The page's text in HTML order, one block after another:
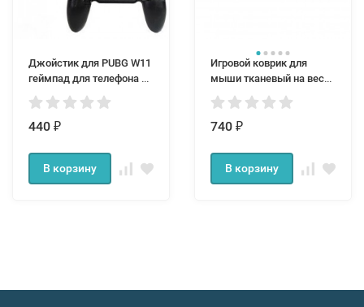
Джойстик для PUBG W11
геймпад для телефона и
смартфона
440 ₽
В корзину
Игровой коврик для
мыши тканевый на весь
стол Карта мира 80x30
740 ₽
В корзину